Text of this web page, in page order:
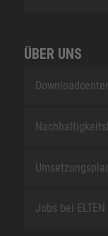
ÜBER UNS
Downloadcenter
Jobs bei ELTEN